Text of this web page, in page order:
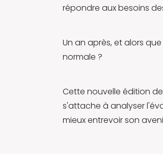
répondre aux besoins
Un an après, et alors
normale ?
Cette nouvelle édition de
s'attache à analyser
mieux entrevoir son